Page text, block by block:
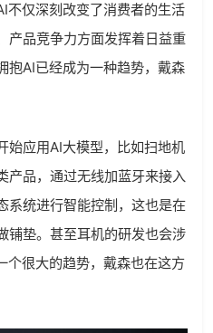
不仅深刻改变了消费者的生活
产品竞争力方面发挥着日益重
抱AI已经成为一种趋势，戴森
始应用AI大模型，比如扫地机
产品，通过无线加蓝牙来接入
系统进行智能控制，这也是在
铺垫。甚至耳机的研发也会涉
个很大的趋势，戴森也在这方